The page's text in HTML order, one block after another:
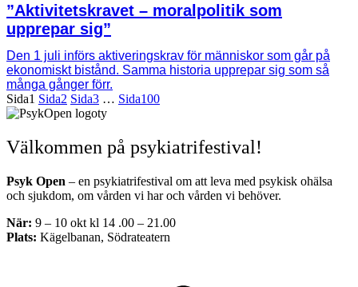
”Aktivitetskravet – moralpolitik som
upprepar sig”
Den 1 juli införs aktiveringskrav för människor som går på
ekonomiskt bistånd. Samma historia upprepar sig som så
många gånger förr.
Sida1 Sida2 Sida3 … Sida100
Välkommen på psykiatrifestival!
Psyk Open – en psykiatrifestival om att leva med psykisk ohälsa
och sjukdom, om vården vi har och vården vi behöver.
När: 9 – 10 okt kl 14 .00 – 21.00
Plats: Kägelbanan, Södrateatern